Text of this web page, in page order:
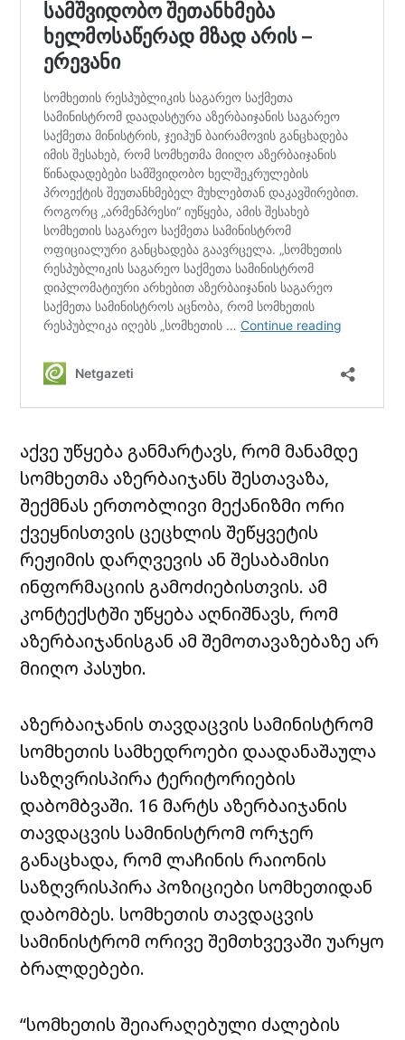
აქვე უწყება განმარტავს, რომ მანამდე
სომხეთმა აზერბაიჯანს შესთავაზა,
შექმნას ერთობლივი მექანიზმი ორი
ქვეყნისთვის ცეცხლის შეწყვეტის
რეჟიმის დარღვევის ან შესაბამისი
ინფორმაციის გამოძიებისთვის. ამ
კონტექსტში უწყება აღნიშნავს, რომ
აზერბაიჯანისგან ამ შემოთავაზებაზე არ
მიიღო პასუხი.
აზერბაიჯანის თავდაცვის სამინისტრომ
სომხეთის სამხედროები დაადანაშაულა
საზღვრისპირა ტერიტორიების
დაბომბვაში. 16 მარტს აზერბაიჯანის
თავდაცვის სამინისტრომ ორჯერ
განაცხადა, რომ ლაჩინის რაიონის
საზღვრისპირა პოზიციები სომხეთიდან
დაბომბეს. სომხეთის თავდაცვის
სამინისტრომ ორივე შემთხვევაში უარყო
ბრალდებები.
“სომხეთის შეიარაღებული ძალების